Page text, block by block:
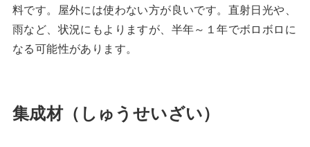
料です。屋外には使わない方が良いです。直射日光や、
雨など、状況にもよりますが、半年～１年でボロボロに
なる可能性があります。
集成材（しゅうせいざい）